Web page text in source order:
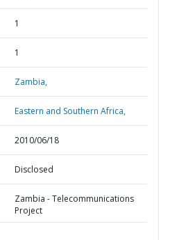
1
1
Zambia,
Eastern and Southern Africa,
2010/06/18
Disclosed
Zambia - Telecommunications
Project